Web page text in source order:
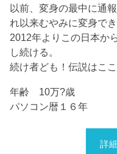
以前、変身の最中に通
れ以来むやみに変身で
2012年よりこの日本か
し続ける。
続け者ども！伝説はこ
年齢 10万?歳
パソコン暦１６年
詳